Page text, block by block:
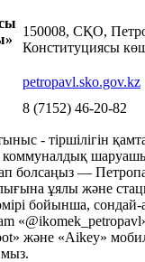
150008, СҚО,
Конституциясы
petropavl.sko.gov.kz
8 (7152) 46-20-82
- тіршілігін
коммуналдық
болсаңыз —
ұялы және
бойынша,
және «Aikey»